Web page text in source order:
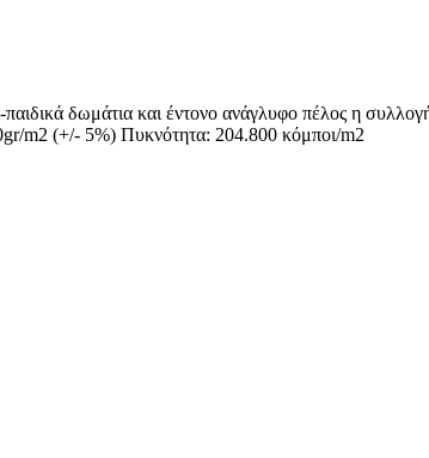
δωμάτια και έντονο ανάγλυφο πέλος η
m2 (+/- 5%) Πυκνότητα: 204.800 κόμποι/m2